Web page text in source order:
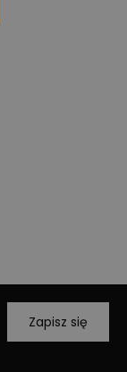
Zapisz się